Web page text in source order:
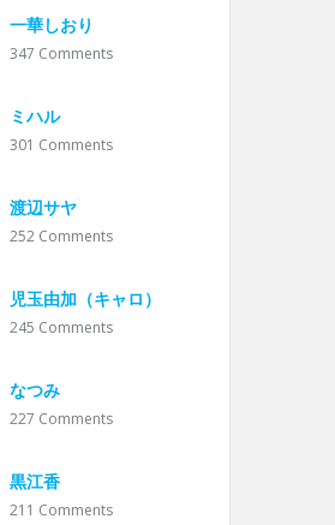
一華しおり
347 Comments
ミハル
301 Comments
渡辺サヤ
252 Comments
児玉由加（キャロ）
245 Comments
なつみ
227 Comments
黒江香
211 Comments